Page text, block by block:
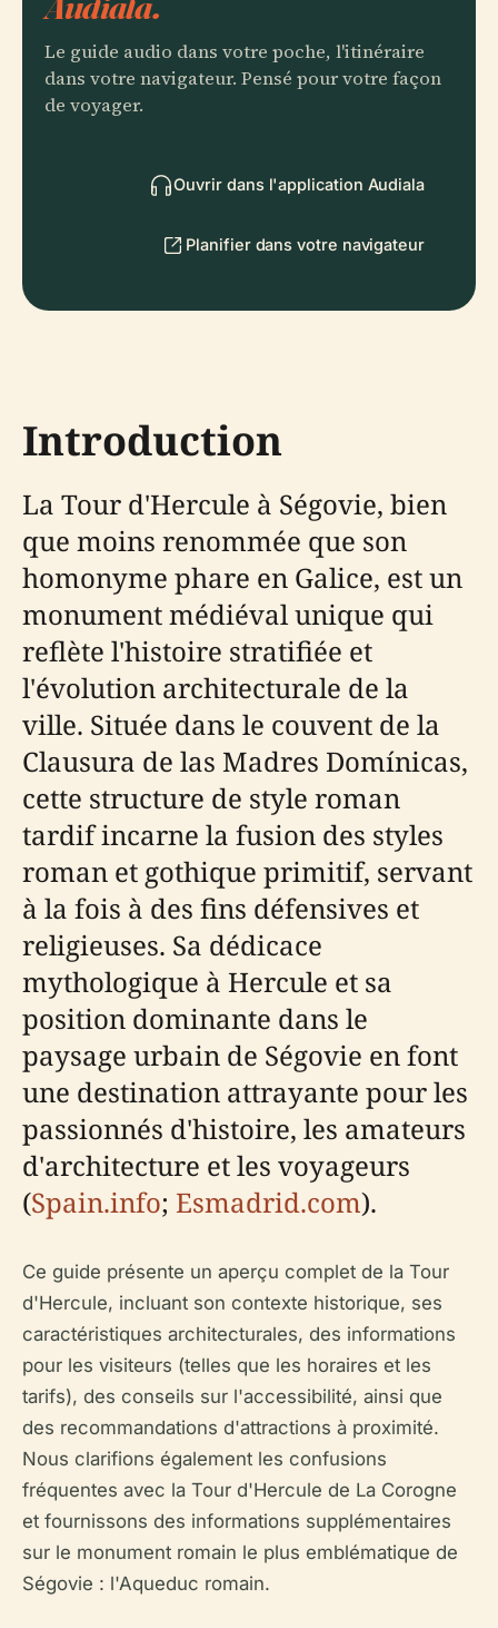
Le guide audio dans votre poche, l'itinéraire
dans votre navigateur. Pensé pour votre façon
de voyager.
Ouvrir dans l'application Audiala
Planifier dans votre navigateur
Introduction
La Tour d'Hercule à Ségovie, bien
que moins renommée que son
homonyme phare en Galice, est un
monument médiéval unique qui
reflète l'histoire stratifiée et
l'évolution architecturale de la
ville. Située dans le couvent de la
Clausura de las Madres Domínicas,
cette structure de style roman
tardif incarne la fusion des styles
roman et gothique primitif, servant
à la fois à des fins défensives et
religieuses. Sa dédicace
mythologique à Hercule et sa
position dominante dans le
paysage urbain de Ségovie en font
une destination attrayante pour les
passionnés d'histoire, les amateurs
d'architecture et les voyageurs
(Spain.info; Esmadrid.com).
Ce guide présente un aperçu complet de la Tour
d'Hercule, incluant son contexte historique, ses
caractéristiques architecturales, des informations
pour les visiteurs (telles que les horaires et les
tarifs), des conseils sur l'accessibilité, ainsi que
des recommandations d'attractions à proximité.
Nous clarifions également les confusions
fréquentes avec la Tour d'Hercule de La Corogne
et fournissons des informations supplémentaires
sur le monument romain le plus emblématique de
Ségovie : l'Aqueduc romain.